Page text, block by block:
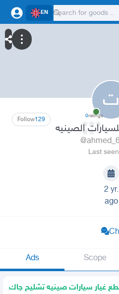
EN
ت
129
Follow 0ratings
الصينيه
Last
2 yr.
ago
Ads Scope
غيار سيارات صينيه تشليح جاك